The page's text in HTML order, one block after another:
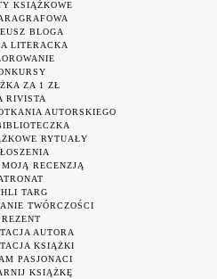
KSIĄŻKOWE
BLOGA
LITERACKA
ZA 1 ZŁ
RIVISTA
AUTORSKIEGO
RYTUAŁY
RECENZJĄ
TARG
TWÓRCZOŚCI
AUTORA
KSIĄŻKI
PASJONACI
KSIĄŻKĘ